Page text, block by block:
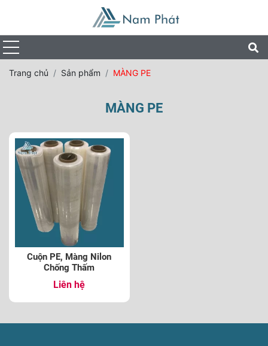
Trang chủ Sản phẩm MÀNG PE
MÀNG PE
Cuộn PE, Màng Nilon
Chống Thấm
Liên hệ